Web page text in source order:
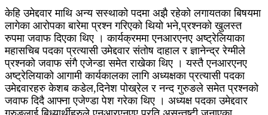
केहि उमेद्दवार माथि अन्य सस्थाको पदमा अझै रहेको लगायतका बिषयमा
लागेका आरोपका बारेमा प्रश्न गरिएको थियो भने,प्रश्नको खुलस्त
रुपमा जवाफ दिएका थिए । कार्यक्रममा एनआरएनए अष्ट्रेलियाका
महासचिब पदका प्रत्यासी उमेद्दवार संतोष दाहाल र ज्ञानेन्द्र रेग्मीले
प्रश्नको जवाफ संगै एजेन्डा समेत राखेका थिए ।यस्तै एनआरएनए
अष्ट्रेलियाको आगामी कार्यकालका लागि अध्यक्षका प्रत्यासी पदका
उमेद्दवारहरु केशब कडेल,दिनेश पोख्रेल र नन्द गुरुङले समेत प्रश्नको
जवाफ दिदै आफ्ना एजेण्डा पेश गरेका थिए । अध्यक्ष पदका उमेद्दवार